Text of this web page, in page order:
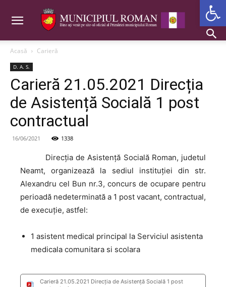
Acasă Carieră
D. A. S.
Carieră 21.05.2021 Direcția
de Asistență Socială 1 post
contractual
16/06/2021 1338
Direcția de Asistență Socială Roman, judetul
Neamt, organizează la sediul instituției din str.
Alexandru cel Bun nr.3, concurs de ocupare pentru
perioadă nedeterminată a 1 post vacant, contractual,
de execuţie, astfel:
1 asistent medical principal la Serviciul asistenta
medicala comunitara si scolara
Carieră 21.05.2021 Direcția de Asistență Socială 1 post